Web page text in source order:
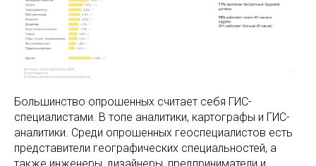
Большинство опрошенных считает себя ГИС-
специалистами. В топе аналитики, картографы и ГИС-
аналитики. Среди опрошенных геоспециалистов есть
представители географических специальностей, а